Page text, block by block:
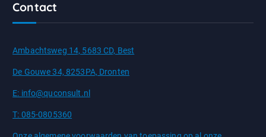
Contact
Ambachtsweg 14, 5683 CD, Best
De Gouwe 34, 8253PA, Dronten
E: info@quconsult.nl
T: 085-0805360